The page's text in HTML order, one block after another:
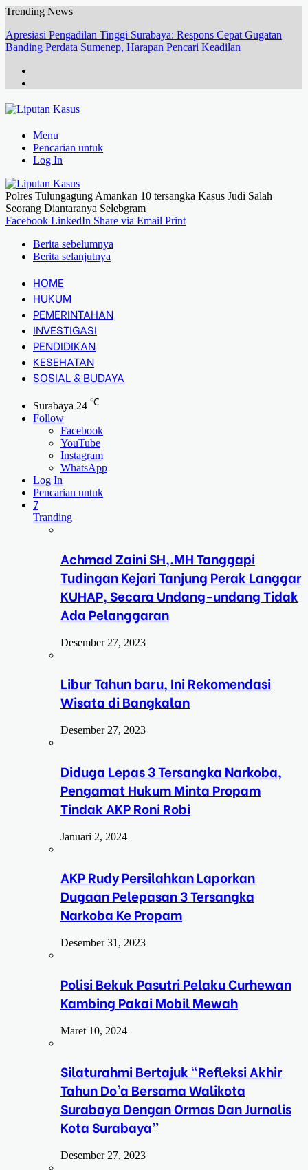
Trending News
Apresiasi Pengadilan Tinggi Surabaya: Respons Cepat Gugatan
Banding Perdata Sumenep, Harapan Pencari Keadilan
Menu
Pencarian untuk
Log In
Polres Tulungagung Amankan 10 tersangka Kasus Judi Salah
Seorang Diantaranya Selebgram
Facebook LinkedIn Share via Email Print
Berita sebelumnya
Berita selanjutnya
HOME
HUKUM
PEMERINTAHAN
INVESTIGASI
PENDIDIKAN
KESEHATAN
SOSIAL & BUDAYA
Surabaya 24 ℃
Follow
Facebook
YouTube
Instagram
WhatsApp
Log In
Pencarian untuk
7
Tranding
Achmad Zaini SH,.MH Tanggapi
Tudingan Kejari Tanjung Perak Langgar
KUHAP, Secara Undang-undang Tidak
Ada Pelanggaran
Desember 27, 2023
Libur Tahun baru, Ini Rekomendasi
Wisata di Bangkalan
Desember 27, 2023
Diduga Lepas 3 Tersangka Narkoba,
Pengamat Hukum Minta Propam
Tindak AKP Roni Robi
Januari 2, 2024
AKP Rudy Persilahkan Laporkan
Dugaan Pelepasan 3 Tersangka
Narkoba Ke Propam
Desember 31, 2023
Polisi Bekuk Pasutri Pelaku Curhewan
Kambing Pakai Mobil Mewah
Maret 10, 2024
Silaturahmi Bertajuk “Refleksi Akhir
Tahun Do’a Bersama Walikota
Surabaya Dengan Ormas Dan Jurnalis
Kota Surabaya”
Desember 27, 2023